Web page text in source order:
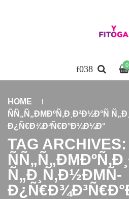
0
HOME
ÑÑ„Ñ„ÐΜÐºÑ‚Ð¸Ð²Ð½Ð°Ñ
Ð¿Ñ€Ð¾Ð³Ñ€Ð°Ð¼Ð¼Ð°
TAG ARCHIVES:
Ñ„Ð¸Ñ‚Ð½ÐΜÑ-